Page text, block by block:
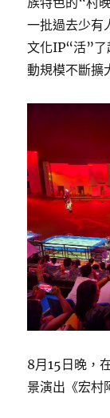
一批過去少有
文化IP“活”
動規模不斷擴
8月15日晚，
景演出《宏村